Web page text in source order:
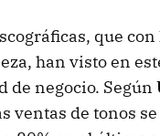
que
han visto en
de negocio. Según
ventas de tonos